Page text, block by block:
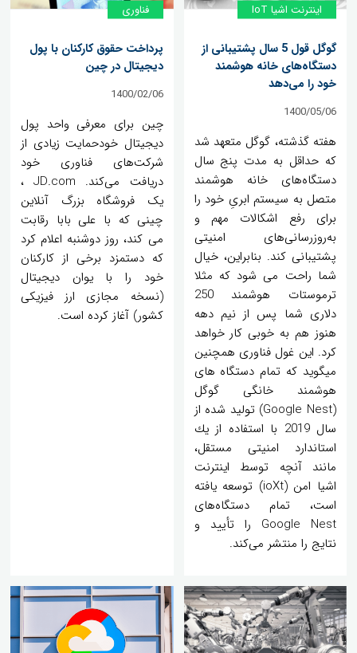
اینترنت اشیا IoT
گوگل قول 5 سال پشتیبانی از
دستگاه‌های خانه هوشمند
خود را می‌دهد
1400/05/06
هفته گذشته، گوگل متعهد شد
که حداقل به مدت پنج سال
دستگاه‌های خانه هوشمند
متصل به سیستم ابریِ خود را
برای رفع اشکالات مهم و
به‌روزرسانی‌های امنیتی
پشتیبانی کند. بنابراین، خیال
شما راحت می شود که مثلا
ترموستات هوشمند 250
دلاری شما پس از نیم دهه
هنوز هم به خوبی کار خواهد
کرد. این غول فناوری همچنین
میگوید كه تمام دستگاه های
هوشمند خانگی گوگل
(Google Nest) تولید شده از
سال 2019 با استفاده از یك
استاندارد امنیتی مستقل،
مانند آنچه توسط اینترنت
اشیا امن (ioXt) توسعه یافته
است، تمام دستگاه‌های
Google Nest را تأیید و
نتایج را منتشر می‌كند.
فناوری
پرداخت حقوق کارکنان با پول
دیجیتال در چین
1400/02/06
چین برای معرفی واحد پول
دیجیتال خودحمایت زیادی از
شرکت‌های فناوری خود
دریافت می‌کند. JD.com ،
یک فروشگاه بزرگ آنلاین
چینی که با علی بابا رقابت
می کند، روز دوشنبه اعلام کرد
که دستمزد برخی از کارکنان
خود را با یوان دیجیتال
(نسخه مجازی ارز فیزیکی
کشور) آغاز کرده است.